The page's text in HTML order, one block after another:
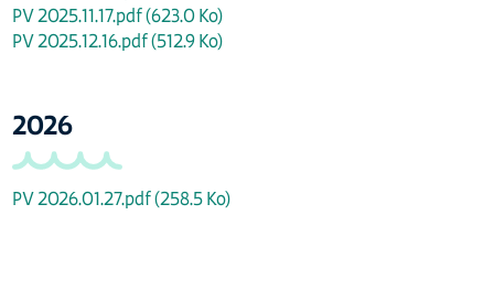
PV 2025.11.17.pdf(623.0 Ko)
PV 2025.12.16.pdf(512.9 Ko)
2026
PV 2026.01.27.pdf(258.5 Ko)